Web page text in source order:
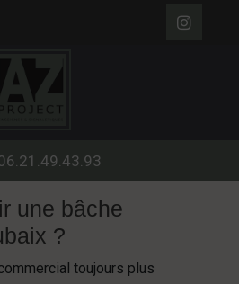
une bâche
?
toujours plus